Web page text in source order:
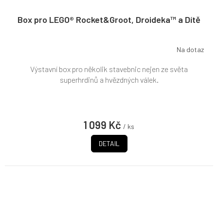
Box pro LEGO® Rocket&Groot, Droideka™ a Dítě
Na dotaz
1 099 Kč / ks
DETAIL
Výstavní box pro několik stavebnic nejen ze světa
superhrdinů a hvězdných válek.